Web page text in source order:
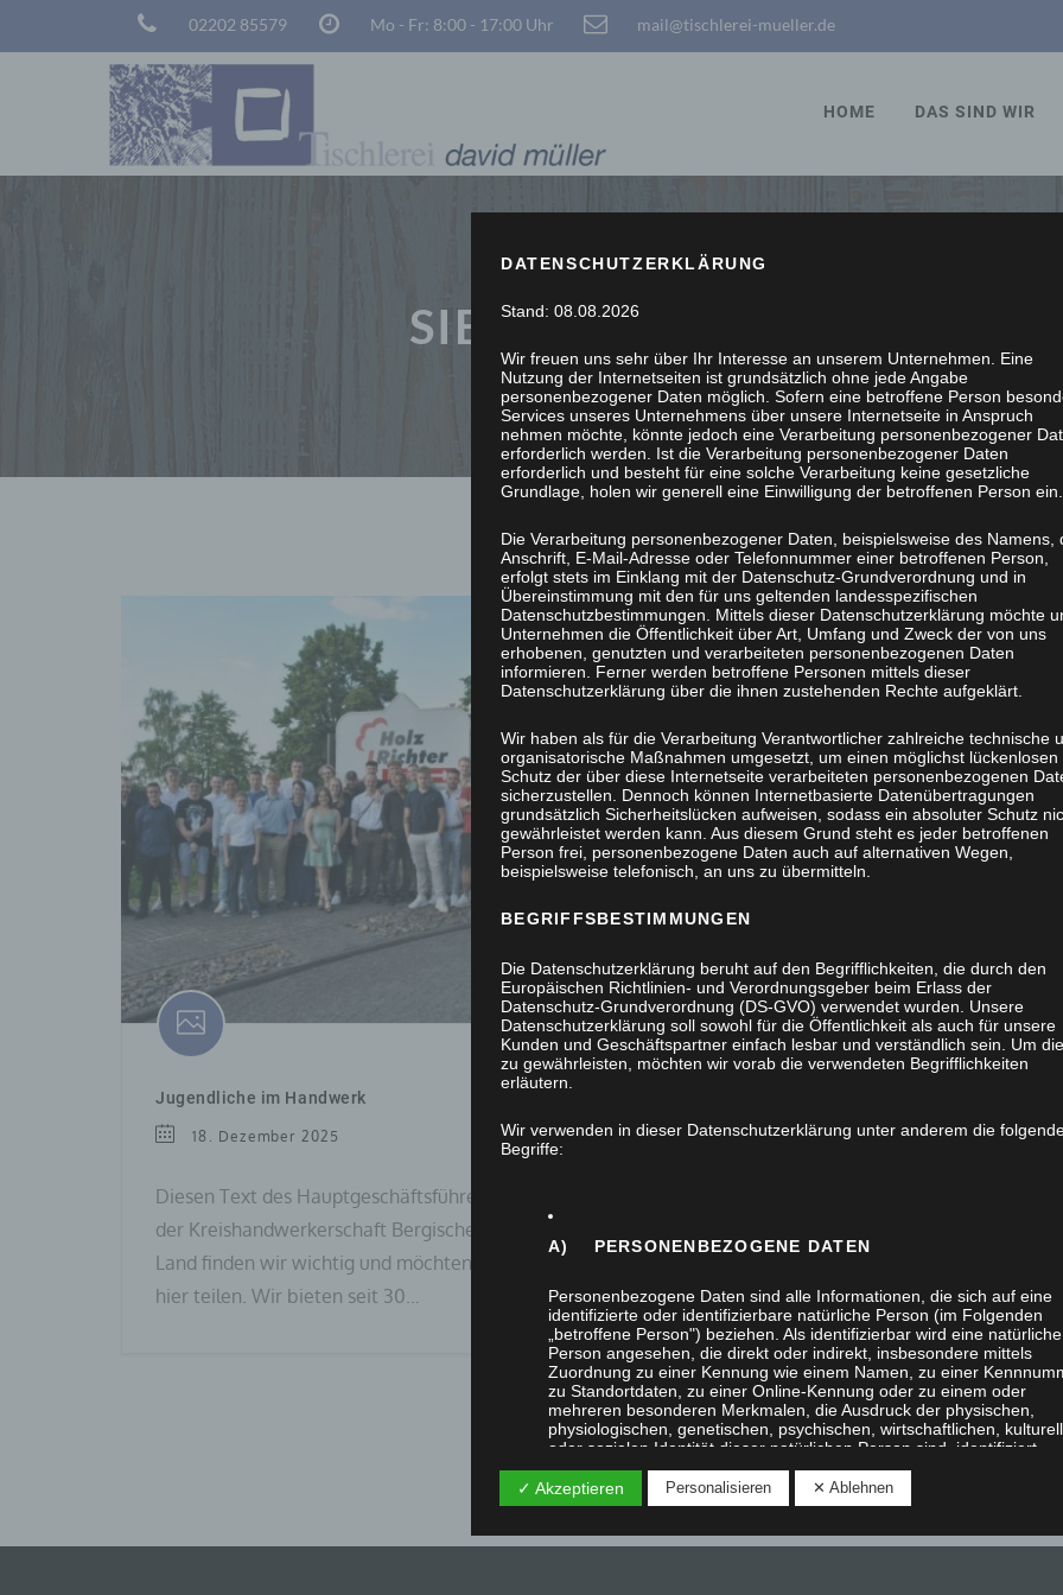
02202 85579 Mo - Fr: 8:00 - 17:00 Uhr mail@tischlerei-mueller.de
HOME DAS SIND WIR
SIE STÖBERN, WIR
Jugendliche im Handwerk
18. Dezember 2025
Diesen Text des Hauptgeschäftsführers
der Kreishandwerkerschaft Bergisches
Land finden wir wichtig und möchten Ihn
hier teilen. Wir bieten seit 30…
DATENSCHUTZERKLÄRUNG
Stand: 08.08.2026
Wir freuen uns sehr über Ihr Interesse an unserem Unternehmen. Eine
Nutzung der Internetseiten ist grundsätzlich ohne jede Angabe
personenbezogener Daten möglich. Sofern eine betroffene Person
Services unseres Unternehmens über unsere Internetseite in Anspruch
nehmen möchte, könnte jedoch eine Verarbeitung personenbezogener
erforderlich werden. Ist die Verarbeitung personenbezogener Daten
erforderlich und besteht für eine solche Verarbeitung keine gesetzliche
Grundlage, holen wir generell eine Einwilligung der betroffenen Person ein.
Die Verarbeitung personenbezogener Daten, beispielsweise des Namens,
Anschrift, E-Mail-Adresse oder Telefonnummer einer betroffenen Person,
erfolgt stets im Einklang mit der Datenschutz-Grundverordnung und in
Übereinstimmung mit den für uns geltenden landesspezifischen
Datenschutzbestimmungen. Mittels dieser Datenschutzerklärung möchte
Unternehmen die Öffentlichkeit über Art, Umfang und Zweck der von uns
erhobenen, genutzten und verarbeiteten personenbezogenen Daten
informieren. Ferner werden betroffene Personen mittels dieser
Datenschutzerklärung über die ihnen zustehenden Rechte aufgeklärt.
Wir haben als für die Verarbeitung Verantwortlicher zahlreiche technische
organisatorische Maßnahmen umgesetzt, um einen möglichst lückenlosen
Schutz der über diese Internetseite verarbeiteten personenbezogenen
sicherzustellen. Dennoch können Internetbasierte Datenübertragungen
grundsätzlich Sicherheitslücken aufweisen, sodass ein absoluter Schutz
gewährleistet werden kann. Aus diesem Grund steht es jeder betroffenen
Person frei, personenbezogene Daten auch auf alternativen Wegen,
beispielsweise telefonisch, an uns zu übermitteln.
BEGRIFFSBESTIMMUNGEN
Die Datenschutzerklärung beruht auf den Begrifflichkeiten, die durch den
Europäischen Richtlinien- und Verordnungsgeber beim Erlass der
Datenschutz-Grundverordnung (DS-GVO) verwendet wurden. Unsere
Datenschutzerklärung soll sowohl für die Öffentlichkeit als auch für unsere
Kunden und Geschäftspartner einfach lesbar und verständlich sein. Um
zu gewährleisten, möchten wir vorab die verwendeten Begrifflichkeiten
erläutern.
Wir verwenden in dieser Datenschutzerklärung unter anderem die
Begriffe:
A) PERSONENBEZOGENE DATEN
Personenbezogene Daten sind alle Informationen, die sich auf eine
identifizierte oder identifizierbare natürliche Person (im Folgenden
„betroffene Person") beziehen. Als identifizierbar wird eine natürliche
Person angesehen, die direkt oder indirekt, insbesondere mittels
Zuordnung zu einer Kennung wie einem Namen, zu einer
zu Standortdaten, zu einer Online-Kennung oder zu einem oder
mehreren besonderen Merkmalen, die Ausdruck der physischen,
physiologischen, genetischen, psychischen, wirtschaftlichen,
oder sozialen Identität dieser natürlichen Person sind, identifiziert
werden kann.
✓ Akzeptieren Personalisieren ✕ Ablehnen